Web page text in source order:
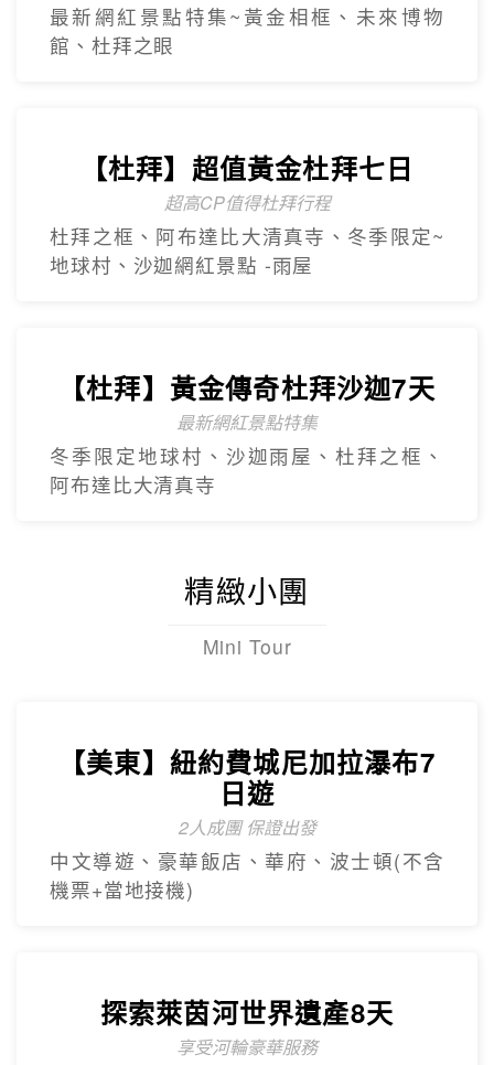
最新網紅景點特集~黃金相框、未來博物
館、杜拜之眼
【杜拜】超值黃金杜拜七日
超高CP值得杜拜行程
杜拜之框、阿布達比大清真寺、冬季限定~
地球村、沙迦網紅景點 -⾬屋
【杜拜】黃金傳奇杜拜沙迦7天
最新網紅景點特集
冬季限定地球村、沙迦⾬屋、杜拜之框、
阿布達比大清真寺
精緻小團
Mini Tour
【美東】紐約費城尼加拉瀑布7
日遊
2人成團 保證出發
中文導遊、豪華飯店、華府、波士頓(不含
機票+當地接機)
探索萊茵河世界遺產8天
享受河輪豪華服務